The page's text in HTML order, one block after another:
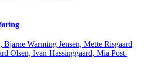
Warming Jensen, Mette Risgaard
Olsen, Ivan Hassinggaard, Mia Post-